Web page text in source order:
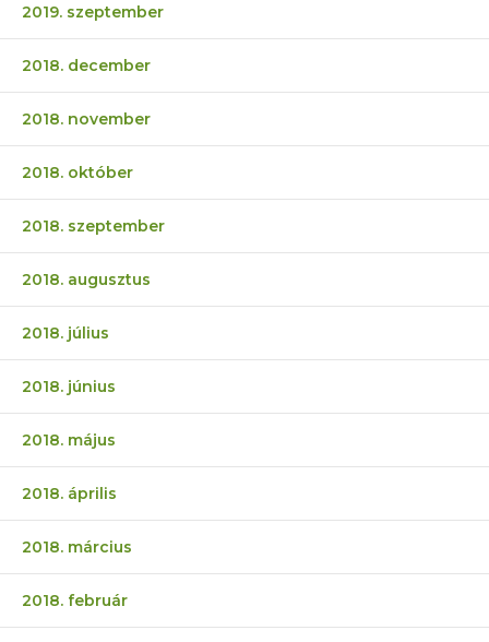
2019. szeptember
2018. december
2018. november
2018. október
2018. szeptember
2018. augusztus
2018. július
2018. június
2018. május
2018. április
2018. március
2018. február